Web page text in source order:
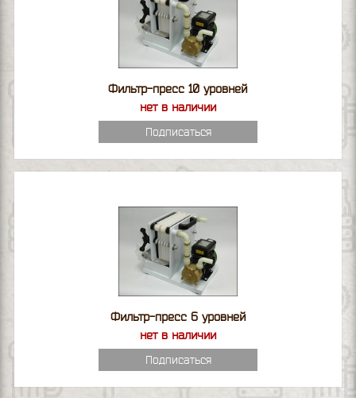
Фильтр-пресс 10 уровней
нет в наличии
Подписаться
Фильтр-пресс 6 уровней
нет в наличии
Подписаться